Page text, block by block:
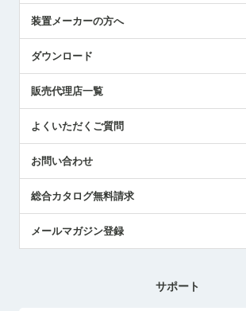
採用情報
国/地域/言語
エアマイクロセンサ製品
メトロールの技術
社員ブログ
中小企業のBCP地震対策
センサのテクニカルガイド
社長ブログ
装置メーカーの方へ
ダウンロード
販売代理店一覧
よくいただくご質問
お問い合わせ
総合カタログ無料請求
メールマガジン登録
サポート